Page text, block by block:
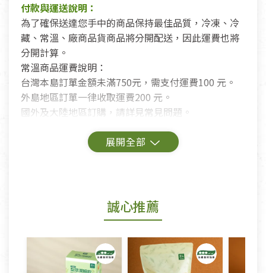
付款與運送說明：
為了確保送達您手中的商品保持最佳品質，冷凍、冷
藏、常溫、廠商品貨商品將分開配送，因此運費也將
分開計算。
常溫商品運費說明：
台灣本島訂單金額未滿750元，需支付運費100 元。
外島地區訂單一律收取運費200 元。
國外及大陸地區訂購，請詳見常見問題。
鑑賞期商品說明：
若您購買的商品有下列「不適用七天鑑賞期商品」情
形者，除商品瑕疵以外，恕不接受退換貨.
依消保法之規定提供該商品七天免費鑑賞期(含例假
日)的服務，原則上若商品未經使用或被汙損(除商品
瑕疵)，一般皆可申請退換貨。
誠心推薦